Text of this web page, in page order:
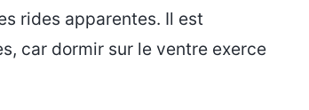
rides apparentes. Il est
car dormir sur le ventre exerce